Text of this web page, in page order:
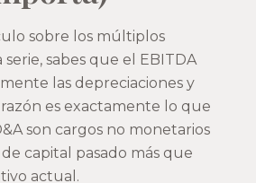
sobre los múltiplos
serie, sabes que el EBITDA
las depreciaciones y
es exactamente lo que
son cargos no monetarios
capital pasado más que
actual.